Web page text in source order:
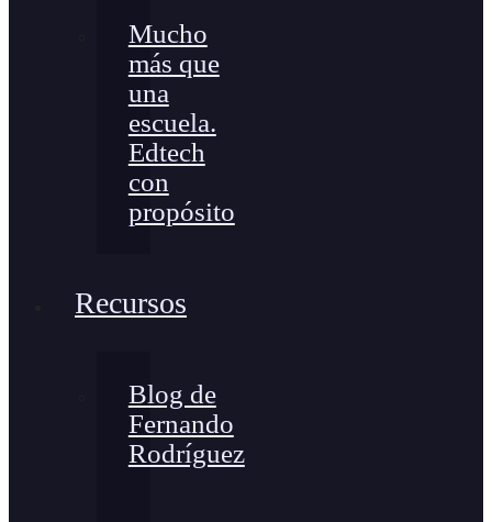
Mucho
más que
una
escuela.
Edtech
con
propósito
Recursos
Blog de
Fernando
Rodríguez